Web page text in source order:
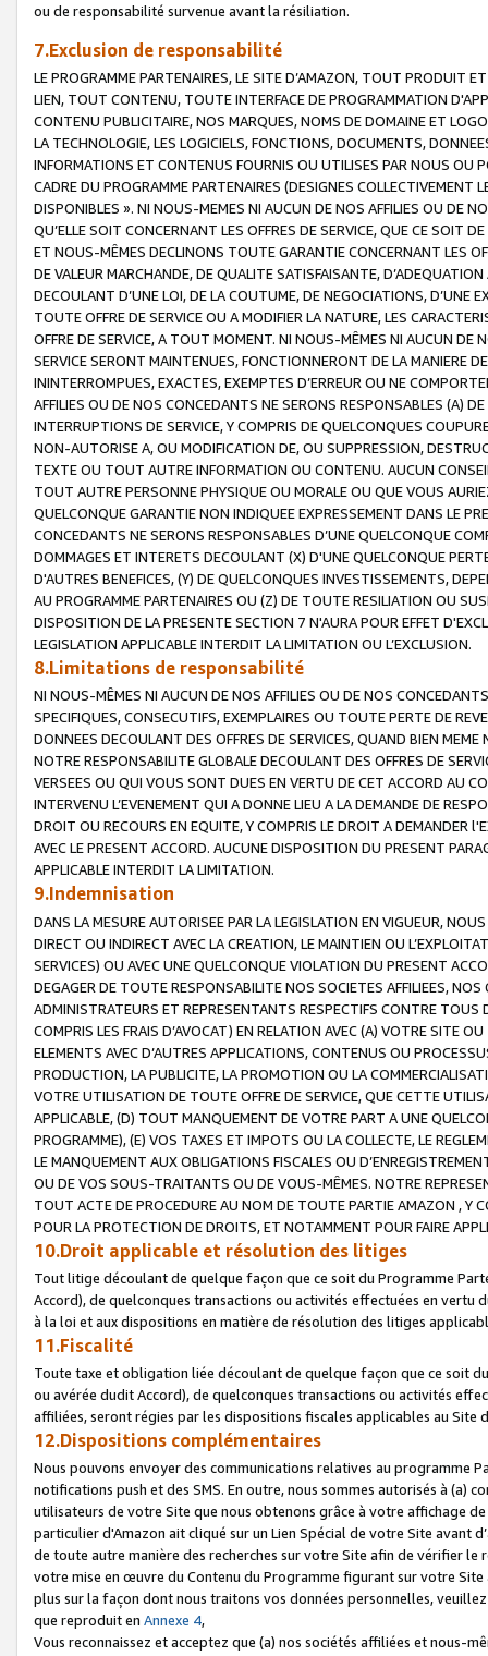
ou de responsabilité survenue avant la résiliation.
7.Exclusion de responsabilité
LE PROGRAMME PARTENAIRES, LE SITE D’AMAZON, TOUT PRODUIT
LIEN, TOUT CONTENU, TOUTE INTERFACE DE PROGRAMMATION
CONTENU PUBLICITAIRE, NOS MARQUES, NOMS DE DOMAINE ET
LA TECHNOLOGIE, LES LOGICIELS, FONCTIONS, DOCUMENTS,
INFORMATIONS ET CONTENUS FOURNIS OU UTILISES PAR NOUS OU
CADRE DU PROGRAMME PARTENAIRES (DESIGNES COLLECTIVEMENT
DISPONIBLES ». NI NOUS-MEMES NI AUCUN DE NOS AFFILIES OU DE
QU’ELLE SOIT CONCERNANT LES OFFRES DE SERVICE, QUE CE SOIT
ET NOUS-MÊMES DECLINONS TOUTE GARANTIE CONCERNANT LES
DE VALEUR MARCHANDE, DE QUALITE SATISFAISANTE,
DECOULANT D’UNE LOI, DE LA COUTUME, DE NEGOCIATIONS, D’UNE
TOUTE OFFRE DE SERVICE OU A MODIFIER LA NATURE, LES
OFFRE DE SERVICE, A TOUT MOMENT. NI NOUS-MÊMES NI AUCUN DE
SERVICE SERONT MAINTENUES, FONCTIONNERONT DE LA MANIERE
ININTERROMPUES, EXACTES, EXEMPTES D’ERREUR OU NE
AFFILIES OU DE NOS CONCEDANTS NE SERONS RESPONSABLES (A)
INTERRUPTIONS DE SERVICE, Y COMPRIS DE QUELCONQUES
NON-AUTORISE A, OU MODIFICATION DE, OU SUPPRESSION,
TEXTE OU TOUT AUTRE INFORMATION OU CONTENU. AUCUN
TOUT AUTRE PERSONNE PHYSIQUE OU MORALE OU QUE VOUS
QUELCONQUE GARANTIE NON INDIQUEE EXPRESSEMENT DANS LE
CONCEDANTS NE SERONS RESPONSABLES D’UNE QUELCONQUE
DOMMAGES ET INTERETS DECOULANT (X) D'UNE QUELCONQUE
D'AUTRES BENEFICES, (Y) DE QUELCONQUES INVESTISSEMENTS,
AU PROGRAMME PARTENAIRES OU (Z) DE TOUTE RESILIATION OU
DISPOSITION DE LA PRESENTE SECTION 7 N'AURA POUR EFFET
LEGISLATION APPLICABLE INTERDIT LA LIMITATION OU L’EXCLUSION.
8.Limitations de responsabilité
NI NOUS-MÊMES NI AUCUN DE NOS AFFILIES OU DE NOS
SPECIFIQUES, CONSECUTIFS, EXEMPLAIRES OU TOUTE PERTE DE
DONNEES DECOULANT DES OFFRES DE SERVICES, QUAND BIEN
NOTRE RESPONSABILITE GLOBALE DECOULANT DES OFFRES DE
VERSEES OU QUI VOUS SONT DUES EN VERTU DE CET ACCORD AU
INTERVENU L’EVENEMENT QUI A DONNE LIEU A LA DEMANDE DE
DROIT OU RECOURS EN EQUITE, Y COMPRIS LE DROIT A DEMANDER
AVEC LE PRESENT ACCORD. AUCUNE DISPOSITION DU PRESENT
APPLICABLE INTERDIT LA LIMITATION.
9.Indemnisation
DANS LA MESURE AUTORISEE PAR LA LEGISLATION EN VIGUEUR,
DIRECT OU INDIRECT AVEC LA CREATION, LE MAINTIEN OU
SERVICES) OU AVEC UNE QUELCONQUE VIOLATION DU PRESENT
DEGAGER DE TOUTE RESPONSABILITE NOS SOCIETES AFFILIEES,
ADMINISTRATEURS ET REPRESENTANTS RESPECTIFS CONTRE
COMPRIS LES FRAIS D’AVOCAT) EN RELATION AVEC (A) VOTRE SITE
ELEMENTS AVEC D’AUTRES APPLICATIONS, CONTENUS OU
PRODUCTION, LA PUBLICITE, LA PROMOTION OU LA
VOTRE UTILISATION DE TOUTE OFFRE DE SERVICE, QUE CETTE
APPLICABLE, (D) TOUT MANQUEMENT DE VOTRE PART A UNE
PROGRAMME), (E) VOS TAXES ET IMPOTS OU LA COLLECTE, LE
LE MANQUEMENT AUX OBLIGATIONS FISCALES OU
OU DE VOS SOUS-TRAITANTS OU DE VOUS-MÊMES. NOTRE
TOUT ACTE DE PROCEDURE AU NOM DE TOUTE PARTIE AMAZON , Y
POUR LA PROTECTION DE DROITS, ET NOTAMMENT POUR FAIRE
10.Droit applicable et résolution des litiges
Tout litige découlant de quelque façon que ce soit du Programme
Accord), de quelconques transactions ou activités effectuées en vertu
à la loi et aux dispositions en matière de résolution des litiges
11.Fiscalité
Toute taxe et obligation liée découlant de quelque façon que ce soit
ou avérée dudit Accord), de quelconques transactions ou activités
affiliées, seront régies par les dispositions fiscales applicables au Site
12.Dispositions complémentaires
Nous pouvons envoyer des communications relatives au programme
notifications push et des SMS. En outre, nous sommes autorisés à
utilisateurs de votre Site que nous obtenons grâce à votre affichage
particulier d'Amazon ait cliqué sur un Lien Spécial de votre Site avant
de toute autre manière des recherches sur votre Site afin de vérifier
votre mise en œuvre du Contenu du Programme figurant sur votre
plus sur la façon dont nous traitons vos données personnelles,
que reproduit en Annexe 4,
Vous reconnaissez et acceptez que (a) nos sociétés affiliées et nous-